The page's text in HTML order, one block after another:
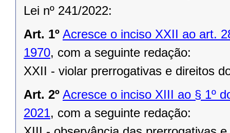
Lei nº 241/2022:
Art. 1º Acresce o inciso XXII ao art.
1970, com a seguinte redação:
XXII - violar prerrogativas e direitos
Art. 2º Acresce o inciso XIII ao § 1º
2021, com a seguinte redação: